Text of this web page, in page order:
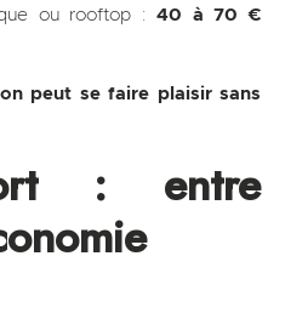
ou rooftop : 40 à 70 €
on peut se faire plaisir sans
: entre